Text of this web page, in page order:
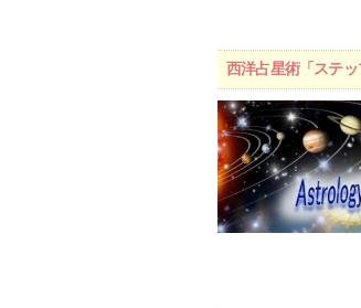
西洋占星術「ステ